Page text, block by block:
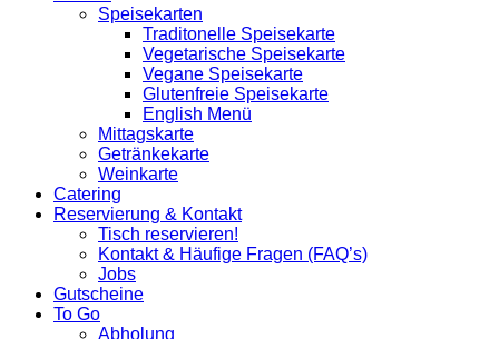
Speisekarten
Traditonelle Speisekarte
Vegetarische Speisekarte
Vegane Speisekarte
Glutenfreie Speisekarte
English Menü
Mittagskarte
Getränkekarte
Weinkarte
Catering
Reservierung & Kontakt
Tisch reservieren!
Kontakt & Häufige Fragen (FAQ’s)
Jobs
Gutscheine
To Go
Abholung